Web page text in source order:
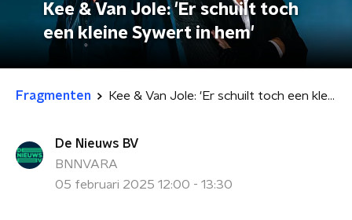
Kee & Van Jole: 'Er schuilt toch
een kleine Sywert in hem'
Fragmenten Kee & Van Jole: 'Er schuilt toch een kleine Sywert in hem'
De Nieuws BV
BNNVARA
05 februari 2025 12:00 - 13:30